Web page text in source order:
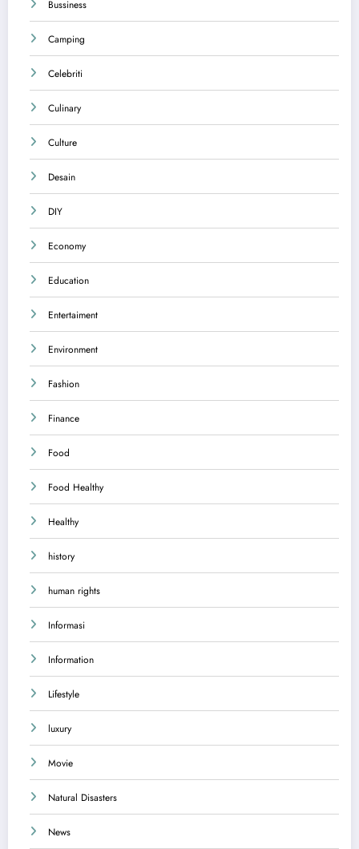
Bussiness
Camping
Celebriti
Culinary
Culture
Desain
DIY
Economy
Education
Entertaiment
Environment
Fashion
Finance
Food
Food Healthy
Healthy
history
human rights
Informasi
Information
Lifestyle
luxury
Movie
Natural Disasters
News